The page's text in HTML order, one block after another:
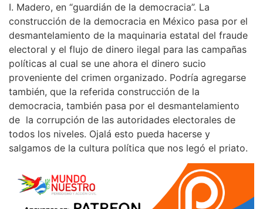
I. Madero, en “guardián de la democracia”. La
construcción de la democracia en México pasa por el
desmantelamiento de la maquinaria estatal del fraude
electoral y el flujo de dinero ilegal para las campañas
políticas al cual se une ahora el dinero sucio
proveniente del crimen organizado. Podría agregarse
también, que la referida construcción de la
democracia, también pasa por el desmantelamiento
de la corrupción de las autoridades electorales de
todos los niveles. Ojalá esto pueda hacerse y
salgamos de la cultura política que nos legó el priato.